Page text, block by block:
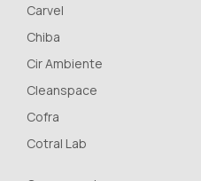
Carvel
Chiba
Cir Ambiente
Cleanspace
Cofra
Cotral Lab